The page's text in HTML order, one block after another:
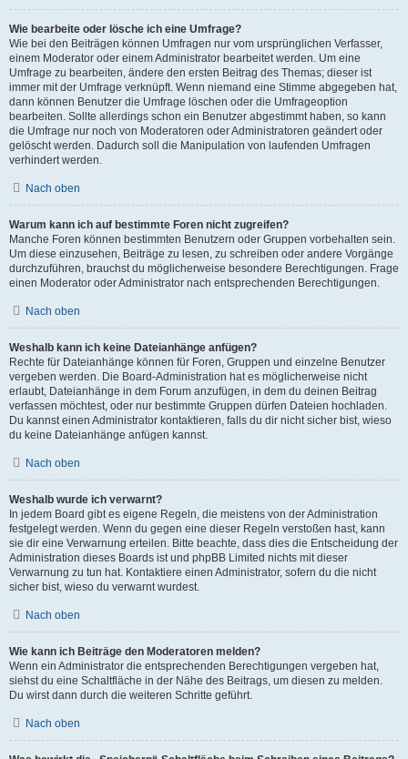
Wie bearbeite oder lösche ich eine Umfrage?
Wie bei den Beiträgen können Umfragen nur vom ursprünglichen Verfasser,
einem Moderator oder einem Administrator bearbeitet werden. Um eine
Umfrage zu bearbeiten, ändere den ersten Beitrag des Themas; dieser ist
immer mit der Umfrage verknüpft. Wenn niemand eine Stimme abgegeben hat,
dann können Benutzer die Umfrage löschen oder die Umfrageoption
bearbeiten. Sollte allerdings schon ein Benutzer abgestimmt haben, so kann
die Umfrage nur noch von Moderatoren oder Administratoren geändert oder
gelöscht werden. Dadurch soll die Manipulation von laufenden Umfragen
verhindert werden.
Nach oben
Warum kann ich auf bestimmte Foren nicht zugreifen?
Manche Foren können bestimmten Benutzern oder Gruppen vorbehalten sein.
Um diese einzusehen, Beiträge zu lesen, zu schreiben oder andere Vorgänge
durchzuführen, brauchst du möglicherweise besondere Berechtigungen. Frage
einen Moderator oder Administrator nach entsprechenden Berechtigungen.
Nach oben
Weshalb kann ich keine Dateianhänge anfügen?
Rechte für Dateianhänge können für Foren, Gruppen und einzelne Benutzer
vergeben werden. Die Board-Administration hat es möglicherweise nicht
erlaubt, Dateianhänge in dem Forum anzufügen, in dem du deinen Beitrag
verfassen möchtest, oder nur bestimmte Gruppen dürfen Dateien hochladen.
Du kannst einen Administrator kontaktieren, falls du dir nicht sicher bist, wieso
du keine Dateianhänge anfügen kannst.
Nach oben
Weshalb wurde ich verwarnt?
In jedem Board gibt es eigene Regeln, die meistens von der Administration
festgelegt werden. Wenn du gegen eine dieser Regeln verstoßen hast, kann
sie dir eine Verwarnung erteilen. Bitte beachte, dass dies die Entscheidung der
Administration dieses Boards ist und phpBB Limited nichts mit dieser
Verwarnung zu tun hat. Kontaktiere einen Administrator, sofern du die nicht
sicher bist, wieso du verwarnt wurdest.
Nach oben
Wie kann ich Beiträge den Moderatoren melden?
Wenn ein Administrator die entsprechenden Berechtigungen vergeben hat,
siehst du eine Schaltfläche in der Nähe des Beitrags, um diesen zu melden.
Du wirst dann durch die weiteren Schritte geführt.
Nach oben